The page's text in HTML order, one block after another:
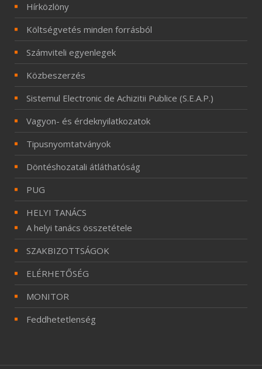
Hírközlöny
Költségvetés minden forrásból
Számviteli egyenlegek
Közbeszerzés
Sistemul Electronic de Achizitii Publice (S.E.A.P.)
Vagyon- és érdeknyilatkozatok
Tipusnyomtatványok
Döntéshozatali átláthatóság
PUG
HELYI TANÁCS
A helyi tanács összetétele
SZAKBIZOTTSÁGOK
ELÉRHETŐSÉG
MONITOR
Feddhetetlenség